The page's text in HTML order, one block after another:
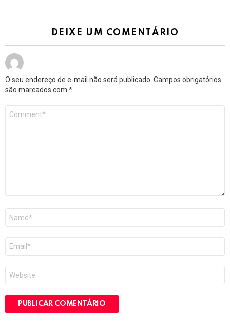
DEIXE UM COMENTÁRIO
O seu endereço de e-mail não será publicado. Campos obrigatórios
são marcados com *
mail
*